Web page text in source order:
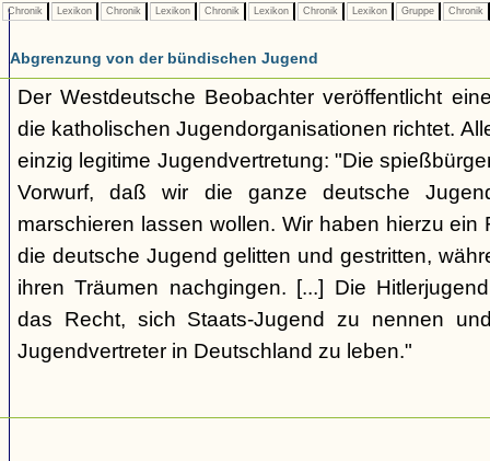
Chronik Lexikon Chronik Lexikon Chronik Lexikon Chronik Lexikon Gruppe Chronik
Abgrenzung von der bündischen Jugend
Der Westdeutsche Beobachter veröffentlicht
die katholischen Jugendorganisationen richtet.
einzig legitime Jugendvertretung: "Die
Vorwurf, daß wir die ganze deutsche
marschieren lassen wollen. Wir haben hierzu ein
die deutsche Jugend gelitten und gestritten,
ihren Träumen nachgingen. [...] Die
das Recht, sich Staats-Jugend zu nennen
Jugendvertreter in Deutschland zu leben."